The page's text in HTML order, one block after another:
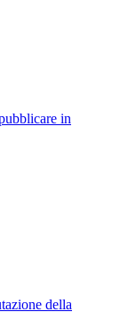
in
della